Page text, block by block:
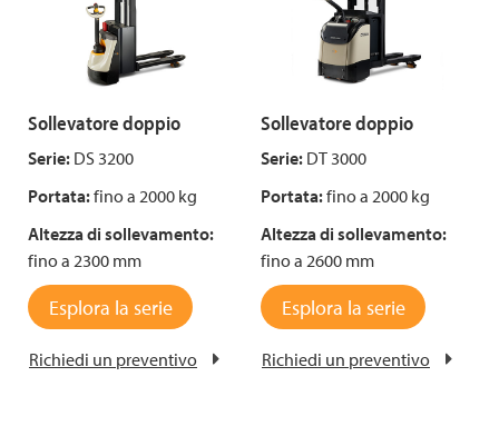
Sollevatore doppio
Serie: DS 3200
Portata:fino a 2000 kg
Altezza di sollevamento:
fino a 2300 mm
Esplora la serie
Richiedi un preventivo
Sollevatore doppio
Serie: DT 3000
Portata:fino a 2000 kg
Altezza di sollevamento:
fino a 2600 mm
Esplora la serie
Richiedi un preventivo